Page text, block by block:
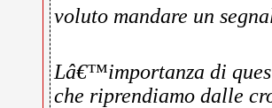
voluto mandare un
Lâ€™importanza di
che riprendiamo dalle